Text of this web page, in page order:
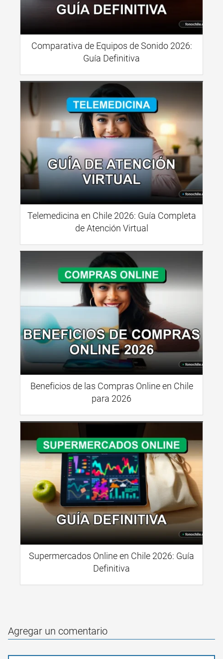
Comparativa de Equipos de Sonido 2026:
Guía Definitiva
Telemedicina en Chile 2026: Guía Completa
de Atención Virtual
Beneficios de las Compras Online en Chile
para 2026
Supermercados Online en Chile 2026: Guía
Definitiva
Agregar un comentario